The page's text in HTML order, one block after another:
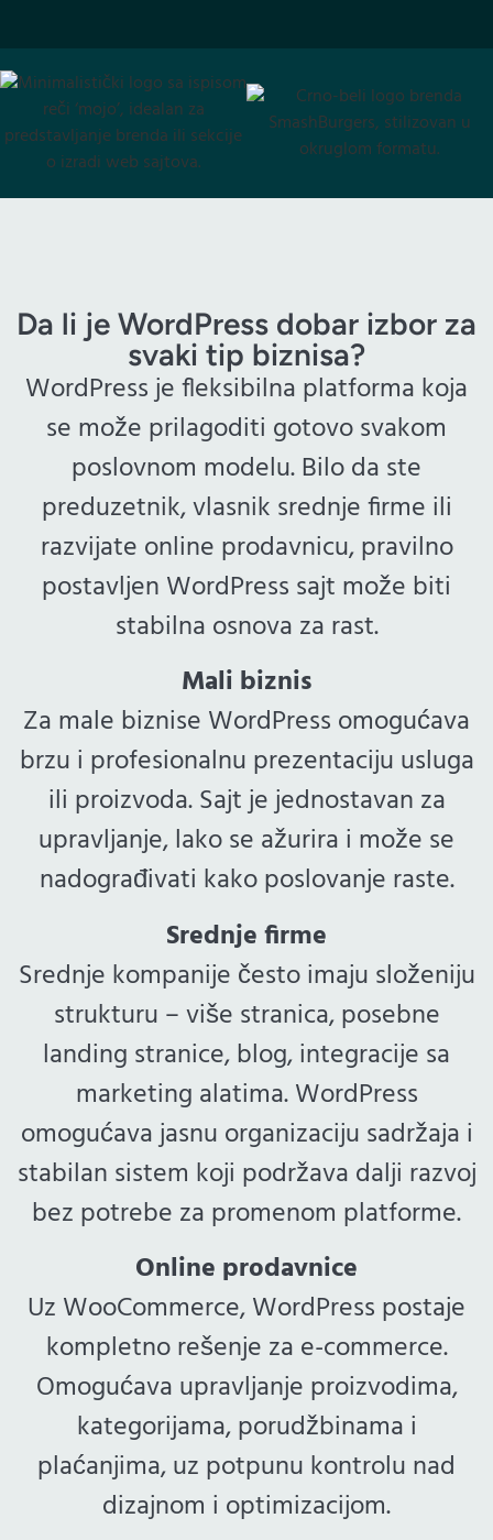
Da li je WordPress dobar izbor za
svaki tip biznisa?
WordPress je fleksibilna platforma koja
se može prilagoditi gotovo svakom
poslovnom modelu. Bilo da ste
preduzetnik, vlasnik srednje firme ili
razvijate online prodavnicu, pravilno
postavljen WordPress sajt može biti
stabilna osnova za rast.
Mali biznis
Za male biznise WordPress omogućava
brzu i profesionalnu prezentaciju usluga
ili proizvoda. Sajt je jednostavan za
upravljanje, lako se ažurira i može se
nadograđivati kako poslovanje raste.
Srednje firme
Srednje kompanije često imaju složeniju
strukturu – više stranica, posebne
landing stranice, blog, integracije sa
marketing alatima. WordPress
omogućava jasnu organizaciju sadržaja i
stabilan sistem koji podržava dalji razvoj
bez potrebe za promenom platforme.
Online prodavnice
Uz WooCommerce, WordPress postaje
kompletno rešenje za e-commerce.
Omogućava upravljanje proizvodima,
kategorijama, porudžbinama i
plaćanjima, uz potpunu kontrolu nad
dizajnom i optimizacijom.